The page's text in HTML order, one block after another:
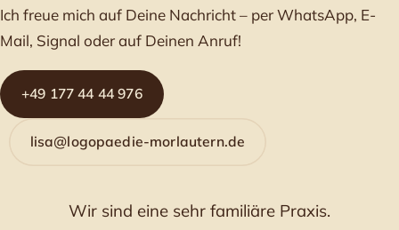
Ich freue mich auf Deine Nachricht – per WhatsApp, E-
Mail, Signal oder auf Deinen Anruf!
+49 177 44 44 976
lisa@logopaedie-morlautern.de
Wir sind eine sehr familiäre Praxis.